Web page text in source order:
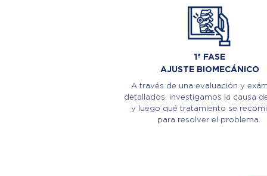
1ª FASE
AJUSTE BIOMECÁNICO
A través de una evaluación y
detallados, investigamos la causa
y luego qué tratamiento se
para resolver el problema.